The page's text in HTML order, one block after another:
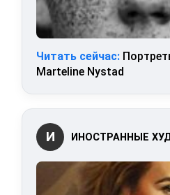
Читать сейчас:
Marteline Nystad
И ИНОСТРАННЫЕ